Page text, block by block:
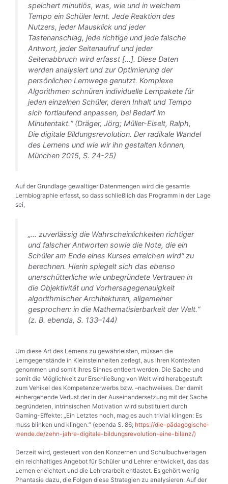
speichert minutiös, was, wie und in welchem
Tempo ein Schüler lernt. Jede Reaktion des
Nutzers, jeder Mausklick und jeder
Tastenanschlag, jede richtige und jede falsche
Antwort, jeder Seitenaufruf und jeder
Seitenabbruch wird erfasst […]. Diese Daten
werden analysiert und zur Optimierung der
persönlichen Lernwege genutzt. Komplexe
Algorithmen schnüren individuelle Lernpakete für
jeden einzelnen Schüler, deren Inhalt und Tempo
sich fortlaufend anpassen, bei Bedarf im
Minutentakt.“ (Dräger, Jörg; Müller-Eiselt, Ralph,
Die digitale Bildungsrevolution. Der radikale Wandel
des Lernens und wie wir ihn gestalten können,
München 2015, S. 24-25)
Auf der Grundlage gewaltiger Datenmengen wird die gesamte
Lernbiographie erfasst, so dass schließlich das Programm in der Lage
sei,
„… zuverlässig die Wahrscheinlichkeiten richtiger
und falscher Antworten sowie die Note, die ein
Schüler am Ende eines Kurses erreichen wird“ zu
berechnen. Hierin spiegelt sich das ebenso
unerschütterliche wie unbegründete Vertrauen in
die Objektivität und Vorhersagegenauigkeit
algorithmischer Architekturen, allgemeiner
gesprochen: in die Mathematisierbarkeit der Welt.“
(z. B. ebenda, S. 133–144)
Um diese Art des Lernens zu gewährleisten, müssen die
Lerngegenstände in Kleinsteinheiten zerlegt, aus ihren Kontexten
genommen und somit ihres Sinnes entleert werden. Die Sache und
somit die Möglichkeit zur Erschließung von Welt wird herabgestuft
zum Vehikel des Kompetenzerwerbs bzw. –nachweises. Der damit
einhergehende Verlust der in der Auseinandersetzung mit der Sache
begründeten, intrinsischen Motivation wird substituiert durch
Gaming-Effekte: „Ein Letztes noch, mag es auch trivial klingen: Es
muss blinken und klingen.“ (ebenda S. 86; https://die-pädagogische-
wende.de/zehn-jahre-digitale-bildungsrevolution-eine-bilanz/)
Derzeit wird, gesteuert von den Konzernen und Schulbuchverlagen
ein reichhaltiges Angebot für Schüler und Lehrer entwickelt, das das
Lernen erleichtert und die Lehrerarbeit entlastet. Es gehört wenig
Phantasie dazu, die Folgen diese Strategien zu analysieren: Auf der